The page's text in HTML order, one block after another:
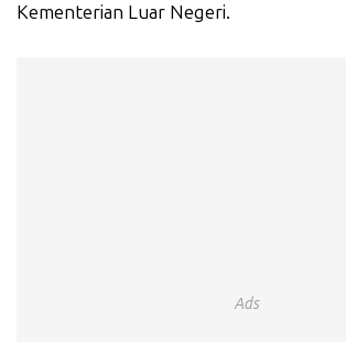
Kementerian Luar Negeri.
Ads